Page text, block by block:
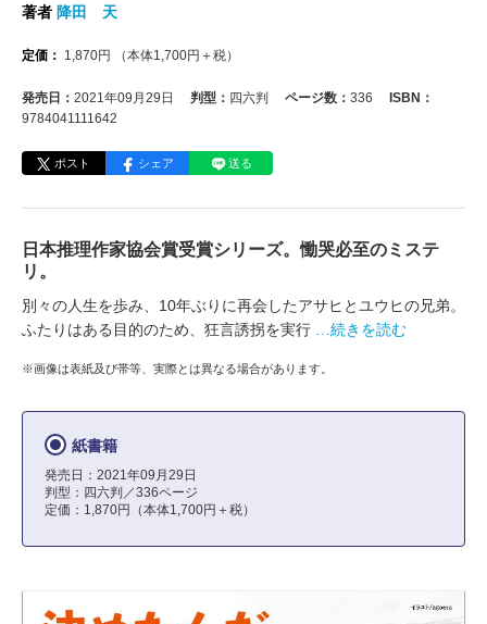
著者 降田 天
定価： 1,870円 （本体1,700円＋税）
発売日： 2021年09月29日 判型： 四六判 ページ数： 336
ISBN：
9784041111642
ポスト シェア 送る
日本推理作家協会賞受賞シリーズ。慟哭必至のミステ
リ。
別々の人生を歩み、10年ぶりに再会したアサヒとユウヒの兄弟。
ふたりはある目的のため、狂言誘拐を実行
…続きを読む
※画像は表紙及び帯等、実際とは異なる場合があります。
紙書籍
発売日：2021年09月29日
判型：四六判／336ページ
定価：1,870円（本体1,700円＋税）